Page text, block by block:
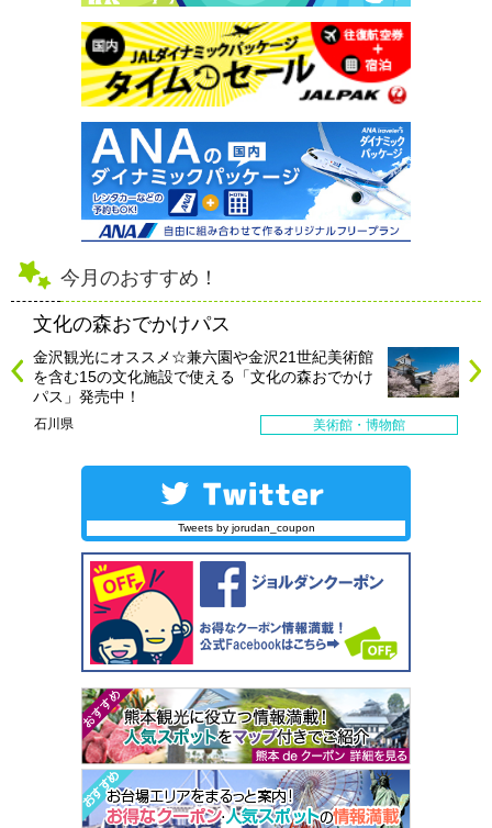
今月のおすすめ！
文化の森おでかけパス
金沢観光にオススメ☆兼六園や金沢21世紀美術館
を含む15の文化施設で使える「文化の森おでかけ
パス」発売中！
石川県 美術館・博物館
Tweets by jorudan_coupon